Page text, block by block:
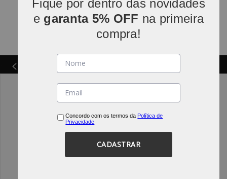
Parcelamos em5x sem juros
Fique por dentro das novidades
e garanta 5% OFF na primeira
compra!
Concordo com os termos da Política de
Privacidade
CADASTRAR